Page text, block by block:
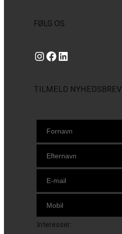
FØLG OS
Instagram https://www.facebook.com/danishbeachvolleytour LinkedIn
TILMELD NYHEDSBREV
Interesser: